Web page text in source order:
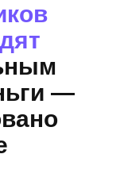
—